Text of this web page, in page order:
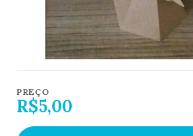
PREÇO
R$5,00